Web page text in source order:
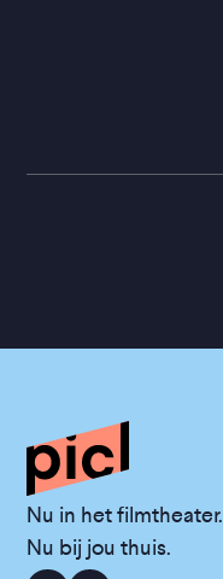
Nu in het filmtheater.
Nu bij jou thuis.